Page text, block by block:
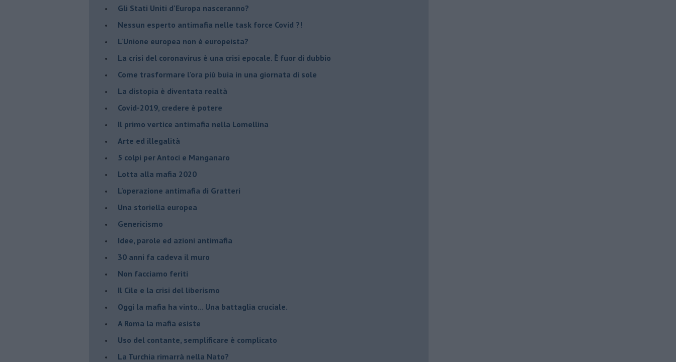
Gli Stati Uniti d'Europa nasceranno?
Nessun esperto antimafia nelle task force Covid ?!
L'Unione europea non è europeista?
La crisi del coronavirus è una crisi epocale. È fuor di dubbio
Come trasformare l'ora più buia in una giornata di sole
​La distopia è diventata realtà
Covid-2019, credere è potere
Il primo vertice antimafia nella Lomellina
Arte ed illegalità
​5 colpi per Antoci e Manganaro
Lotta alla mafia 2020
L'operazione antimafia di Gratteri
Una storiella europea
Genericismo
Idee, parole ed azioni antimafia
30 anni fa cadeva il muro
Non facciamo feriti
Il Cile e la crisi del liberismo
Oggi la mafia ha vinto... Una battaglia cruciale.
A Roma la mafia esiste
Uso del contante, semplificare è complicato
La Turchia rimarrà nella Nato?